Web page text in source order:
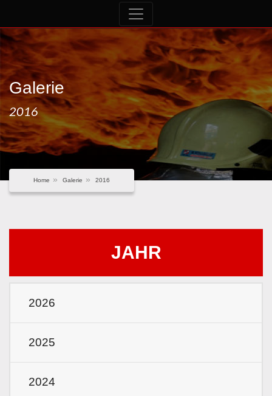
Galerie
2016
Home Galerie 2016
JAHR
2026
2025
2024